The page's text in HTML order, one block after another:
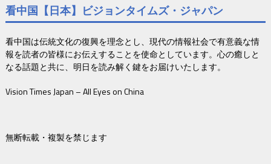
看中国【日本】ビジョンタイムズ・ジャパン
看中国は伝統文化の復興を理念とし、現代の情報社会で有意義な情
報を読者の皆様にお伝えすることを使命としています。心の癒しと
なる話題と共に、明日を読み解く鍵をお届けいたします。
Vision Times Japan – All Eyes on China
無断転載・複製を禁じます